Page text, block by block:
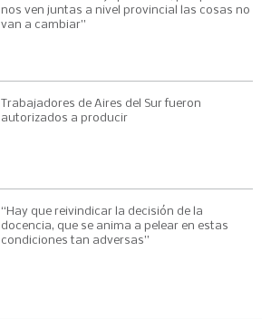
nos ven juntas a nivel provincial las cosas no
van a cambiar”
Trabajadores de Aires del Sur fueron
autorizados a producir
“Hay que reivindicar la decisión de la
docencia, que se anima a pelear en estas
condiciones tan adversas”